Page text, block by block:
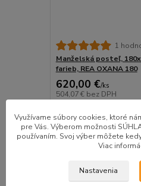
1
Manželská posteľ,
farieb, REA OXANA 180
620,00 €/ks
504,07 € bez DPH
Tovar zaradený v
Využívame súbory cookies, ktoré
pre Vás. Výberom možnosti
používaním. Svoj výber môžete
Viac
Nastavenia